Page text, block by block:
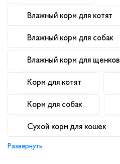
Влажный корм для котят
Влажный корм для собак
Влажный корм для щенков
Корм для котят
Корм для собак
Сухой корм для кошек
Развернуть